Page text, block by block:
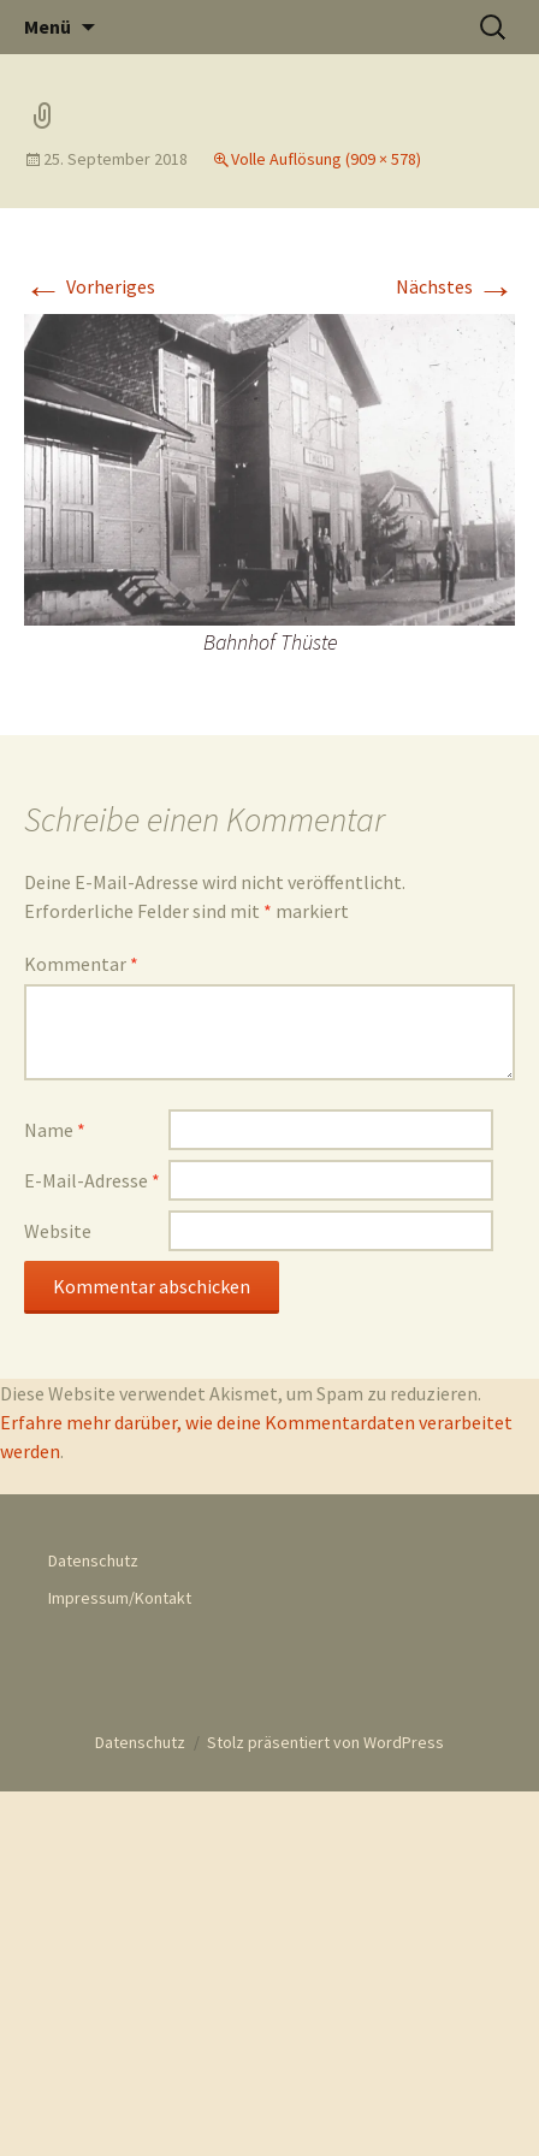
Thüste im
Internet
und
aus
und
Menü
Suchen
nach:
25. September 2018 Volle Auflösung (909 × 578)
← Vorheriges Nächstes →
Bahnhof Thüste
Schreibe einen Kommentar
Deine E-Mail-Adresse wird nicht veröffentlicht.
Erforderliche Felder sind mit * markiert
Kommentar *
Name *
E-Mail-Adresse *
Website
Diese Website verwendet Akismet, um Spam zu reduzieren.
Erfahre mehr darüber, wie deine Kommentardaten verarbeitet
werden.
Datenschutz
Impressum/Kontakt
Datenschutz Stolz präsentiert von WordPress